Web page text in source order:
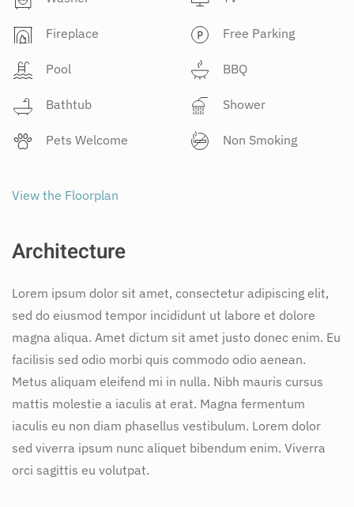
Fireplace Free Parking
Pool BBQ
Bathtub Shower
Pets Welcome Non Smoking
View the Floorplan
Architecture
Lorem ipsum dolor sit amet, consectetur adipiscing elit,
sed do eiusmod tempor incididunt ut labore et dolore
magna aliqua. Amet dictum sit amet justo donec enim. Eu
facilisis sed odio morbi quis commodo odio aenean.
Metus aliquam eleifend mi in nulla. Nibh mauris cursus
mattis molestie a iaculis at erat. Magna fermentum
iaculis eu non diam phasellus vestibulum. Lorem dolor
sed viverra ipsum nunc aliquet bibendum enim. Viverra
orci sagittis eu volutpat.